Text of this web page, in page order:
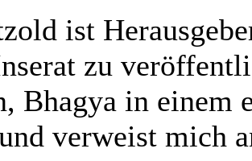
ist
zu
Bhagya in einem
verweist mich